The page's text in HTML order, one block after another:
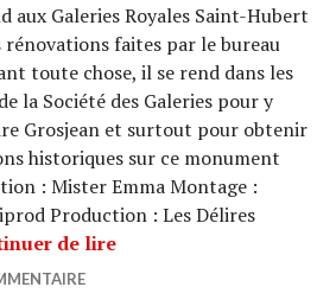
aux Galeries Royales Saint-Hubert
faites par le bureau
toute chose, il se rend dans les
la Société des Galeries pour y
Grosjean et surtout pour obtenir
historiques sur ce monument
: Mister Emma Montage :
Production : Les Délires
de lireARCHI URBAIN (09/